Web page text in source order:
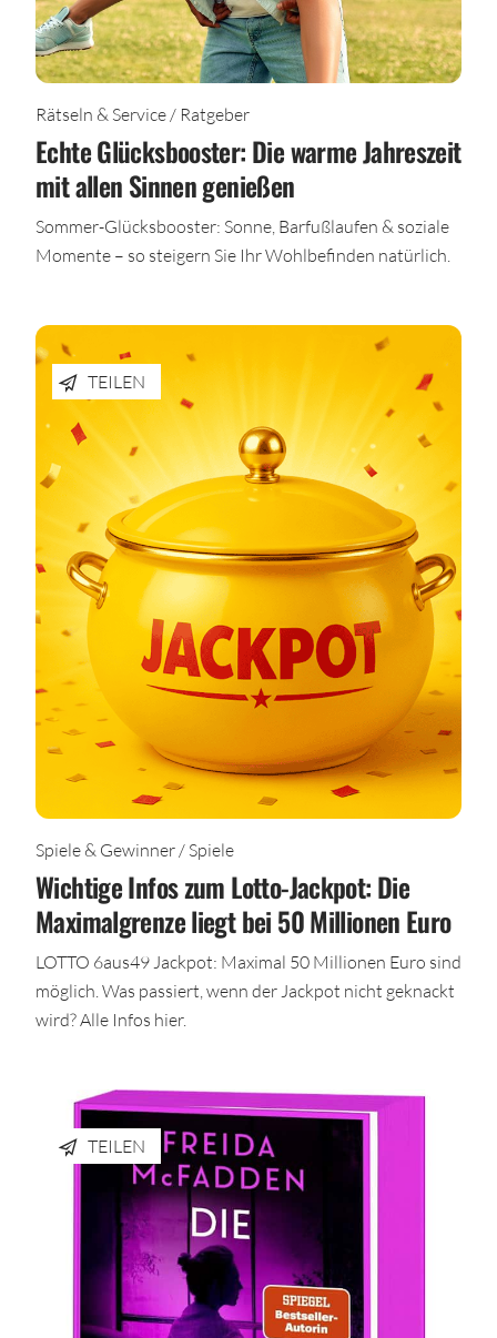
Rätseln & Service / Ratgeber
Echte Glücksbooster: Die warme Jahreszeit
mit allen Sinnen genießen
Sommer-Glücksbooster: Sonne, Barfußlaufen & soziale
Momente – so steigern Sie Ihr Wohlbefinden natürlich.
TEILEN
Spiele & Gewinner / Spiele
Wichtige Infos zum Lotto-Jackpot: Die
Maximalgrenze liegt bei 50 Millionen Euro
LOTTO 6aus49 Jackpot: Maximal 50 Millionen Euro sind
möglich. Was passiert, wenn der Jackpot nicht geknackt
wird? Alle Infos hier.
TEILEN